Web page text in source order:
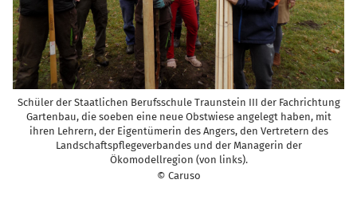
Schüler der Staatlichen Berufsschule Traunstein III der Fachrichtung
Gartenbau, die soeben eine neue Obstwiese angelegt haben, mit
ihren Lehrern, der Eigentümerin des Angers, den Vertretern des
Landschaftspflegeverbandes und der Managerin der
Ökomodellregion (von links).
© Caruso